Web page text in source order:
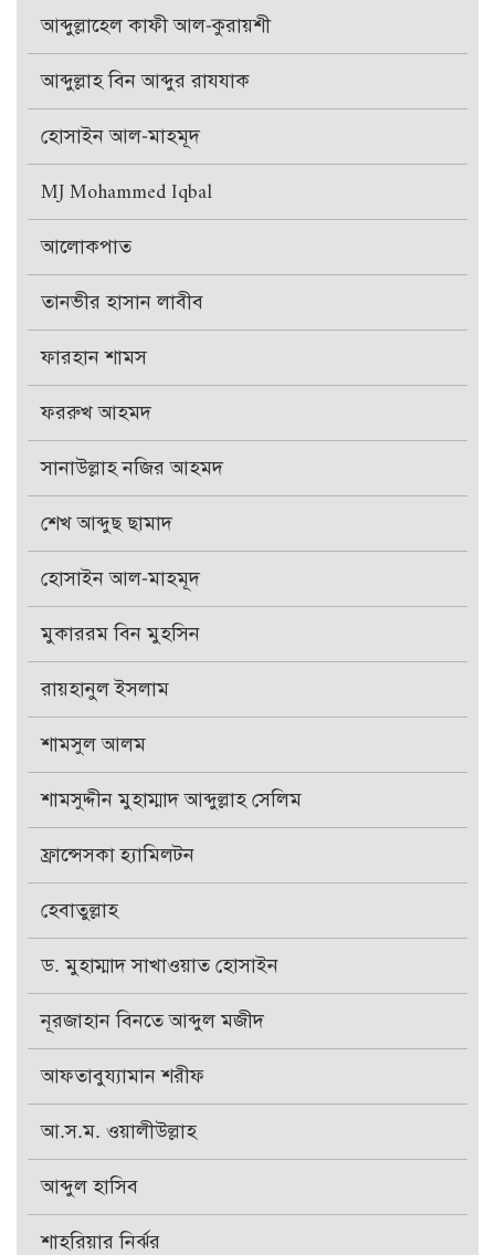
আব্দুল্লাহেল কাফী আল-কুরায়শী
আব্দুল্লাহ বিন আব্দুর রাযযাক
হোসাইন আল-মাহমূদ
MJ Mohammed Iqbal
আলোকপাত
তানভীর হাসান লাবীব
ফারহান শামস
ফররুখ আহমদ
সানাউল্লাহ নজির আহমদ
শেখ আব্দুছ ছামাদ
হোসাইন আল-মাহমূদ
মুকাররম বিন মুহসিন
রায়হানুল ইসলাম
শামসুল আলম
শামসুদ্দীন মুহাম্মাদ আব্দুল্লাহ সেলিম
ফ্রান্সেসকা হ্যামিলটন
হেবাতুল্লাহ
ড. মুহাম্মাদ সাখাওয়াত হোসাইন
নূরজাহান বিনতে আব্দুল মজীদ
আফতাবুয্যামান শরীফ
আ.স.ম. ওয়ালীউল্লাহ
আব্দুল হাসিব
শাহরিয়ার নির্ঝর